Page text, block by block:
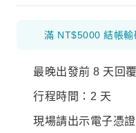
最晚出發前 8 天回
行程時間：2 天
現場請出示電子憑證